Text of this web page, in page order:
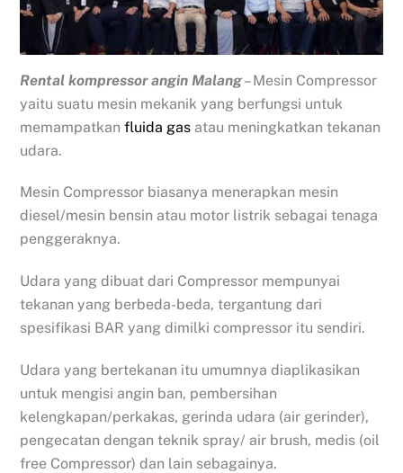
Rental kompressor angin Malang– Mesin Compressor
yaitu suatu mesin mekanik yang berfungsi untuk
memampatkanfluida gas atau meningkatkan tekanan
udara.
Mesin Compressor biasanya menerapkan mesin
diesel/mesin bensin atau motor listrik sebagai tenaga
penggeraknya.
Udara yang dibuat dari Compressor mempunyai
tekanan yang berbeda-beda, tergantung dari
spesifikasi BAR yang dimilki compressor itu sendiri.
Udara yang bertekanan itu umumnya diaplikasikan
untuk mengisi angin ban, pembersihan
kelengkapan/perkakas, gerinda udara (air gerinder),
pengecatan dengan teknik spray/ air brush, medis (oil
free Compressor) dan lain sebagainya.